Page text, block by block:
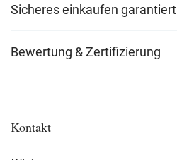
Sicheres einkaufen garantiert
Bewertung & Zertifizierung
Kontakt